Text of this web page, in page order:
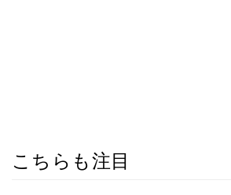
こちらも注目